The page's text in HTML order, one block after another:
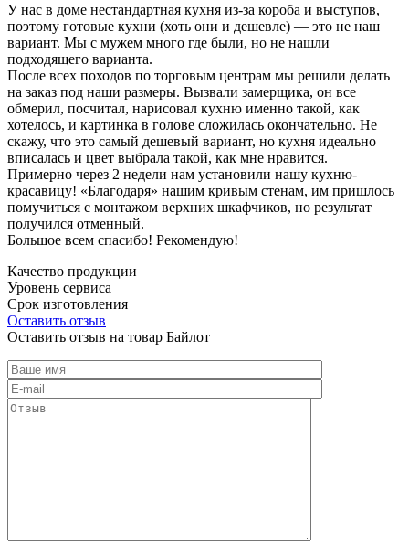
У нас в доме нестандартная кухня из-за короба и выступов,
поэтому готовые кухни (хоть они и дешевле) — это не наш
вариант. Мы с мужем много где были, но не нашли
подходящего варианта.
После всех походов по торговым центрам мы решили делать
на заказ под наши размеры. Вызвали замерщика, он все
обмерил, посчитал, нарисовал кухню именно такой, как
хотелось, и картинка в голове сложилась окончательно. Не
скажу, что это самый дешевый вариант, но кухня идеально
вписалась и цвет выбрала такой, как мне нравится.
Примерно через 2 недели нам установили нашу кухню-
красавицу! «Благодаря» нашим кривым стенам, им пришлось
помучиться с монтажом верхних шкафчиков, но результат
получился отменный.
Большое всем спасибо! Рекомендую!
Качество продукции
Уровень сервиса
Срок изготовления
Оставить отзыв
Оставить отзыв на товар Байлот